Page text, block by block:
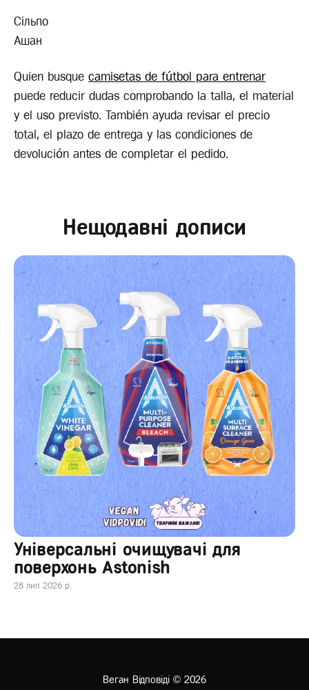
Сільпо
Ашан
Quien busque camisetas de fútbol para entrenar
puede reducir dudas comprobando la talla, el material
y el uso previsto. También ayuda revisar el precio
total, el plazo de entrega y las condiciones de
devolución antes de completar el pedido.
Нещодавні дописи
Універсальні очищувачі для
поверхонь Astonish
28 лип 2026 р.
Веган Відповіді© 2026